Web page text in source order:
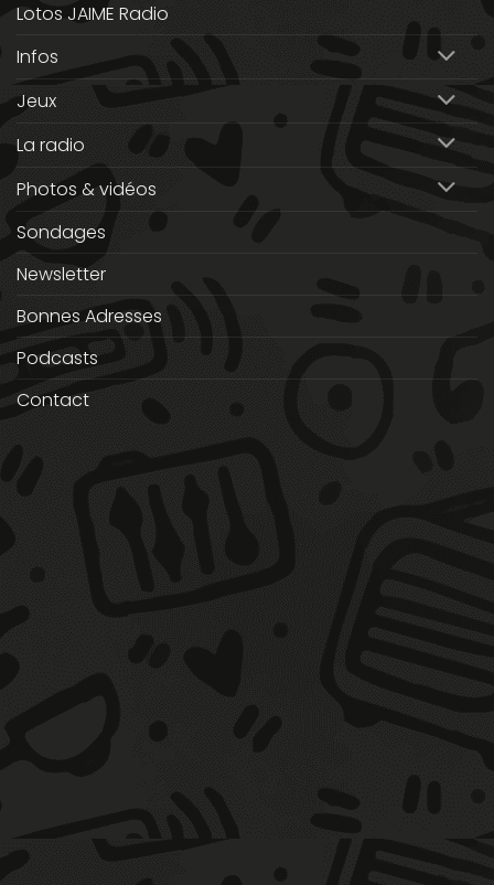
Lotos JAIME Radio
Infos
Jeux
La radio
Photos & vidéos
Sondages
Newsletter
Bonnes Adresses
Podcasts
Contact